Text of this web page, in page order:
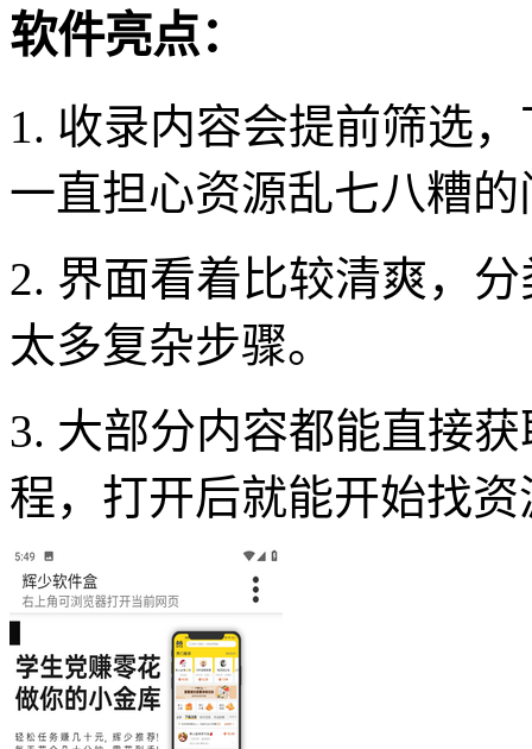
软件亮点：
1. 收录内容会提前筛选
一直担心资源乱七八糟的
2. 界面看着比较清爽，
太多复杂步骤。
3. 大部分内容都能直接
程，打开后就能开始找资